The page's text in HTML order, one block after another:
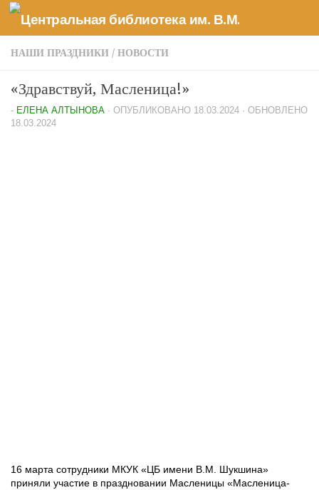
Перейти к содержимому
НАШИ ПРАЗДНИКИ / НОВОСТИ
«Здравствуй, Масленица!»
- ЕЛЕНА АЛТЫНОВА · ОПУБЛИКОВАНО 18.03.2024 · ОБНОВЛЕНО
18.03.2024
16 марта сотрудники МКУК «ЦБ имени В.М. Шукшина»
приняли участие в праздновании Масленицы «Масленица-